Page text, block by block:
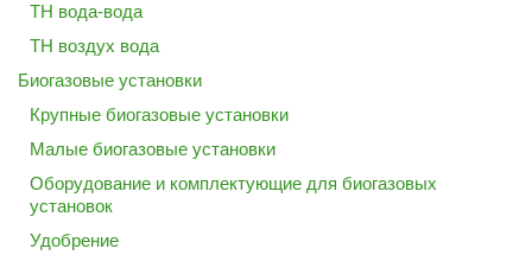
ТН вода-вода
ТН воздух вода
Биогазовые установки
Крупные биогазовые установки
Малые биогазовые установки
Оборудование и комплектующие для биогазовых
установок
Удобрение